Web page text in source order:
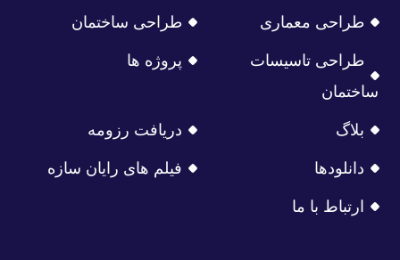
طراحی معماری طراحی ساختمان
طراحی تاسیسات
ساختمان
پروژه ها
بلاگ دریافت رزومه
دانلودها فیلم های رایان سازه
ارتباط با ما